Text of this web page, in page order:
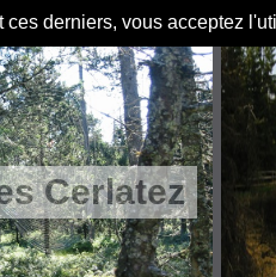
derniers, vous acceptez
Cerlatez